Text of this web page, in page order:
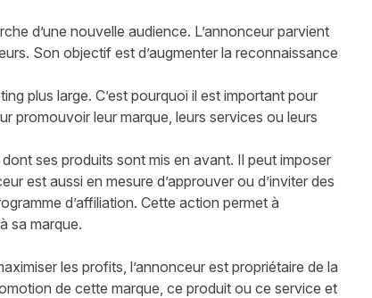
d’une nouvelle audience. L’annonceur parvient
Son objectif est d’augmenter la reconnaissance
plus large. C’est pourquoi il est important pour
promouvoir leur marque, leurs services ou leurs
ses produits sont mis en avant. Il peut imposer
est aussi en mesure d’approuver ou d’inviter des
d’affiliation. Cette action permet à
sa marque.
les profits, l’annonceur est propriétaire de la
de cette marque, ce produit ou ce service et